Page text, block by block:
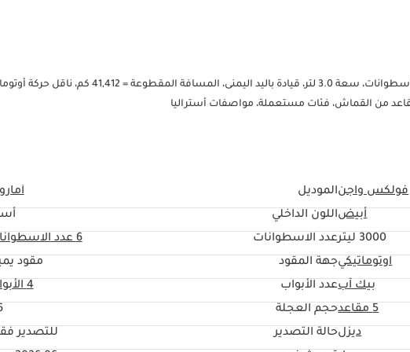
فولكس فاجن أماروك بيك أب، موديل 2021، لون أبيض، ديزل، 6 أسطوانات، سعة 3.0 لتر، قيادة باليد اليمنى، المسافة المقطوعة
فولكس واجنالموديل
أبيضاللون الداخلي
3000 ليتر عدد الاسطوانات 6عدد
اوتوماتيكيجهة المقود
مقود
بيك آبعدد الأبواب
4 الأبواب
5 مقاعد حجم العجلة
ديزلحالة التصدير
للتصدير